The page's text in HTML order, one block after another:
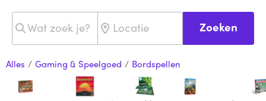
Zoeken
Alles / Gaming & Speelgoed / Bordspellen